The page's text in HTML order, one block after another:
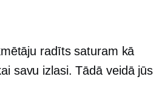
radītssaturam kā
savu izlasi. Tādā veidā jūs